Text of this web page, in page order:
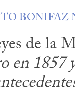
BONIFAZ
de la
en 1857